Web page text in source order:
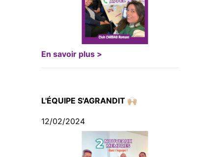
En savoir plus >
L'ÉQUIPE S'AGRANDIT 🙌🏼
12/02/2024